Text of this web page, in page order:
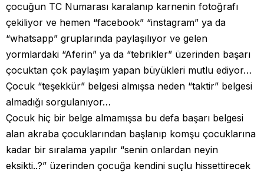
çocuğun TC Numarası karalanıp karnenin fotoğrafı
çekiliyor ve hemen “facebook” “instagram” ya da
“whatsapp” gruplarında paylaşılıyor ve gelen
yormlardaki “Aferin” ya da “tebrikler” üzerinden başarı
çocuktan çok paylaşım yapan büyükleri mutlu ediyor…
Çocuk “teşekkür” belgesi almışsa neden “taktir” belgesi
almadığı sorgulanıyor…
Çocuk hiç bir belge almamışsa bu defa başarı belgesi
alan akraba çocuklarından başlanıp komşu çocuklarına
kadar bir sıralama yapılır “senin onlardan neyin
eksikti..?” üzerinden çocuğa kendini suçlu hissettirecek